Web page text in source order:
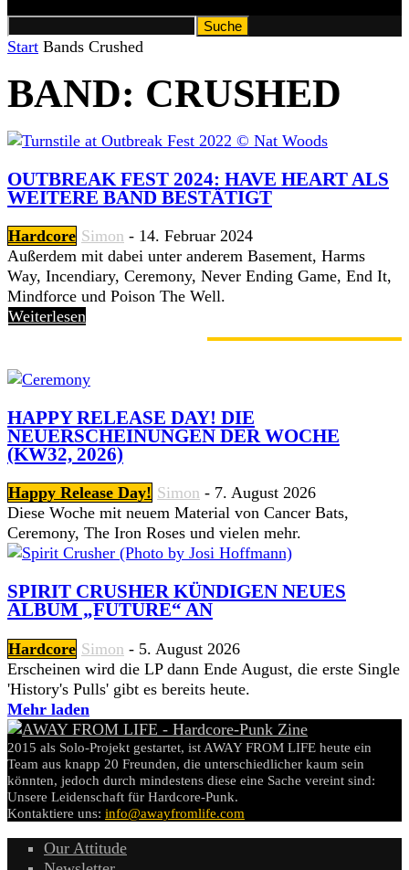
Start Bands Crushed
BAND: CRUSHED
OUTBREAK FEST 2024: HAVE HEART ALS
WEITERE BAND BESTÄTIGT
Hardcore Simon - 14. Februar 2024
Außerdem mit dabei unter anderem Basement, Harms
Way, Incendiary, Ceremony, Never Ending Game, End It,
Mindforce und Poison The Well.
Weiterlesen
HAPPY RELEASE DAY! DIE
NEUERSCHEINUNGEN DER WOCHE
(KW32, 2026)
Happy Release Day! Simon - 7. August 2026
Diese Woche mit neuem Material von Cancer Bats,
Ceremony, The Iron Roses und vielen mehr.
SPIRIT CRUSHER KÜNDIGEN NEUES
ALBUM „FUTURE“ AN
Hardcore Simon - 5. August 2026
Erscheinen wird die LP dann Ende August, die erste Single
'History's Pulls' gibt es bereits heute.
Mehr laden
2015 als Solo-Projekt gestartet, ist AWAY FROM LIFE heute ein
Team aus knapp 20 Freunden, die unterschiedlicher kaum sein
könnten, jedoch durch mindestens diese eine Sache vereint sind:
Unsere Leidenschaft für Hardcore-Punk.
Kontaktiere uns: info@awayfromlife.com
Our Attitude